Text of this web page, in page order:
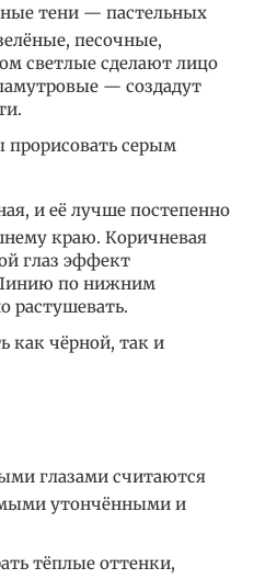
тени — пастельных
песочные,
светлые сделают лицо
— создадут
серым
и её лучше постепенно
краю. Коричневая
глаз эффект
по нижним
растушевать.
как чёрной, так и
глазами считаются
утончёнными и
тёплые оттенки,